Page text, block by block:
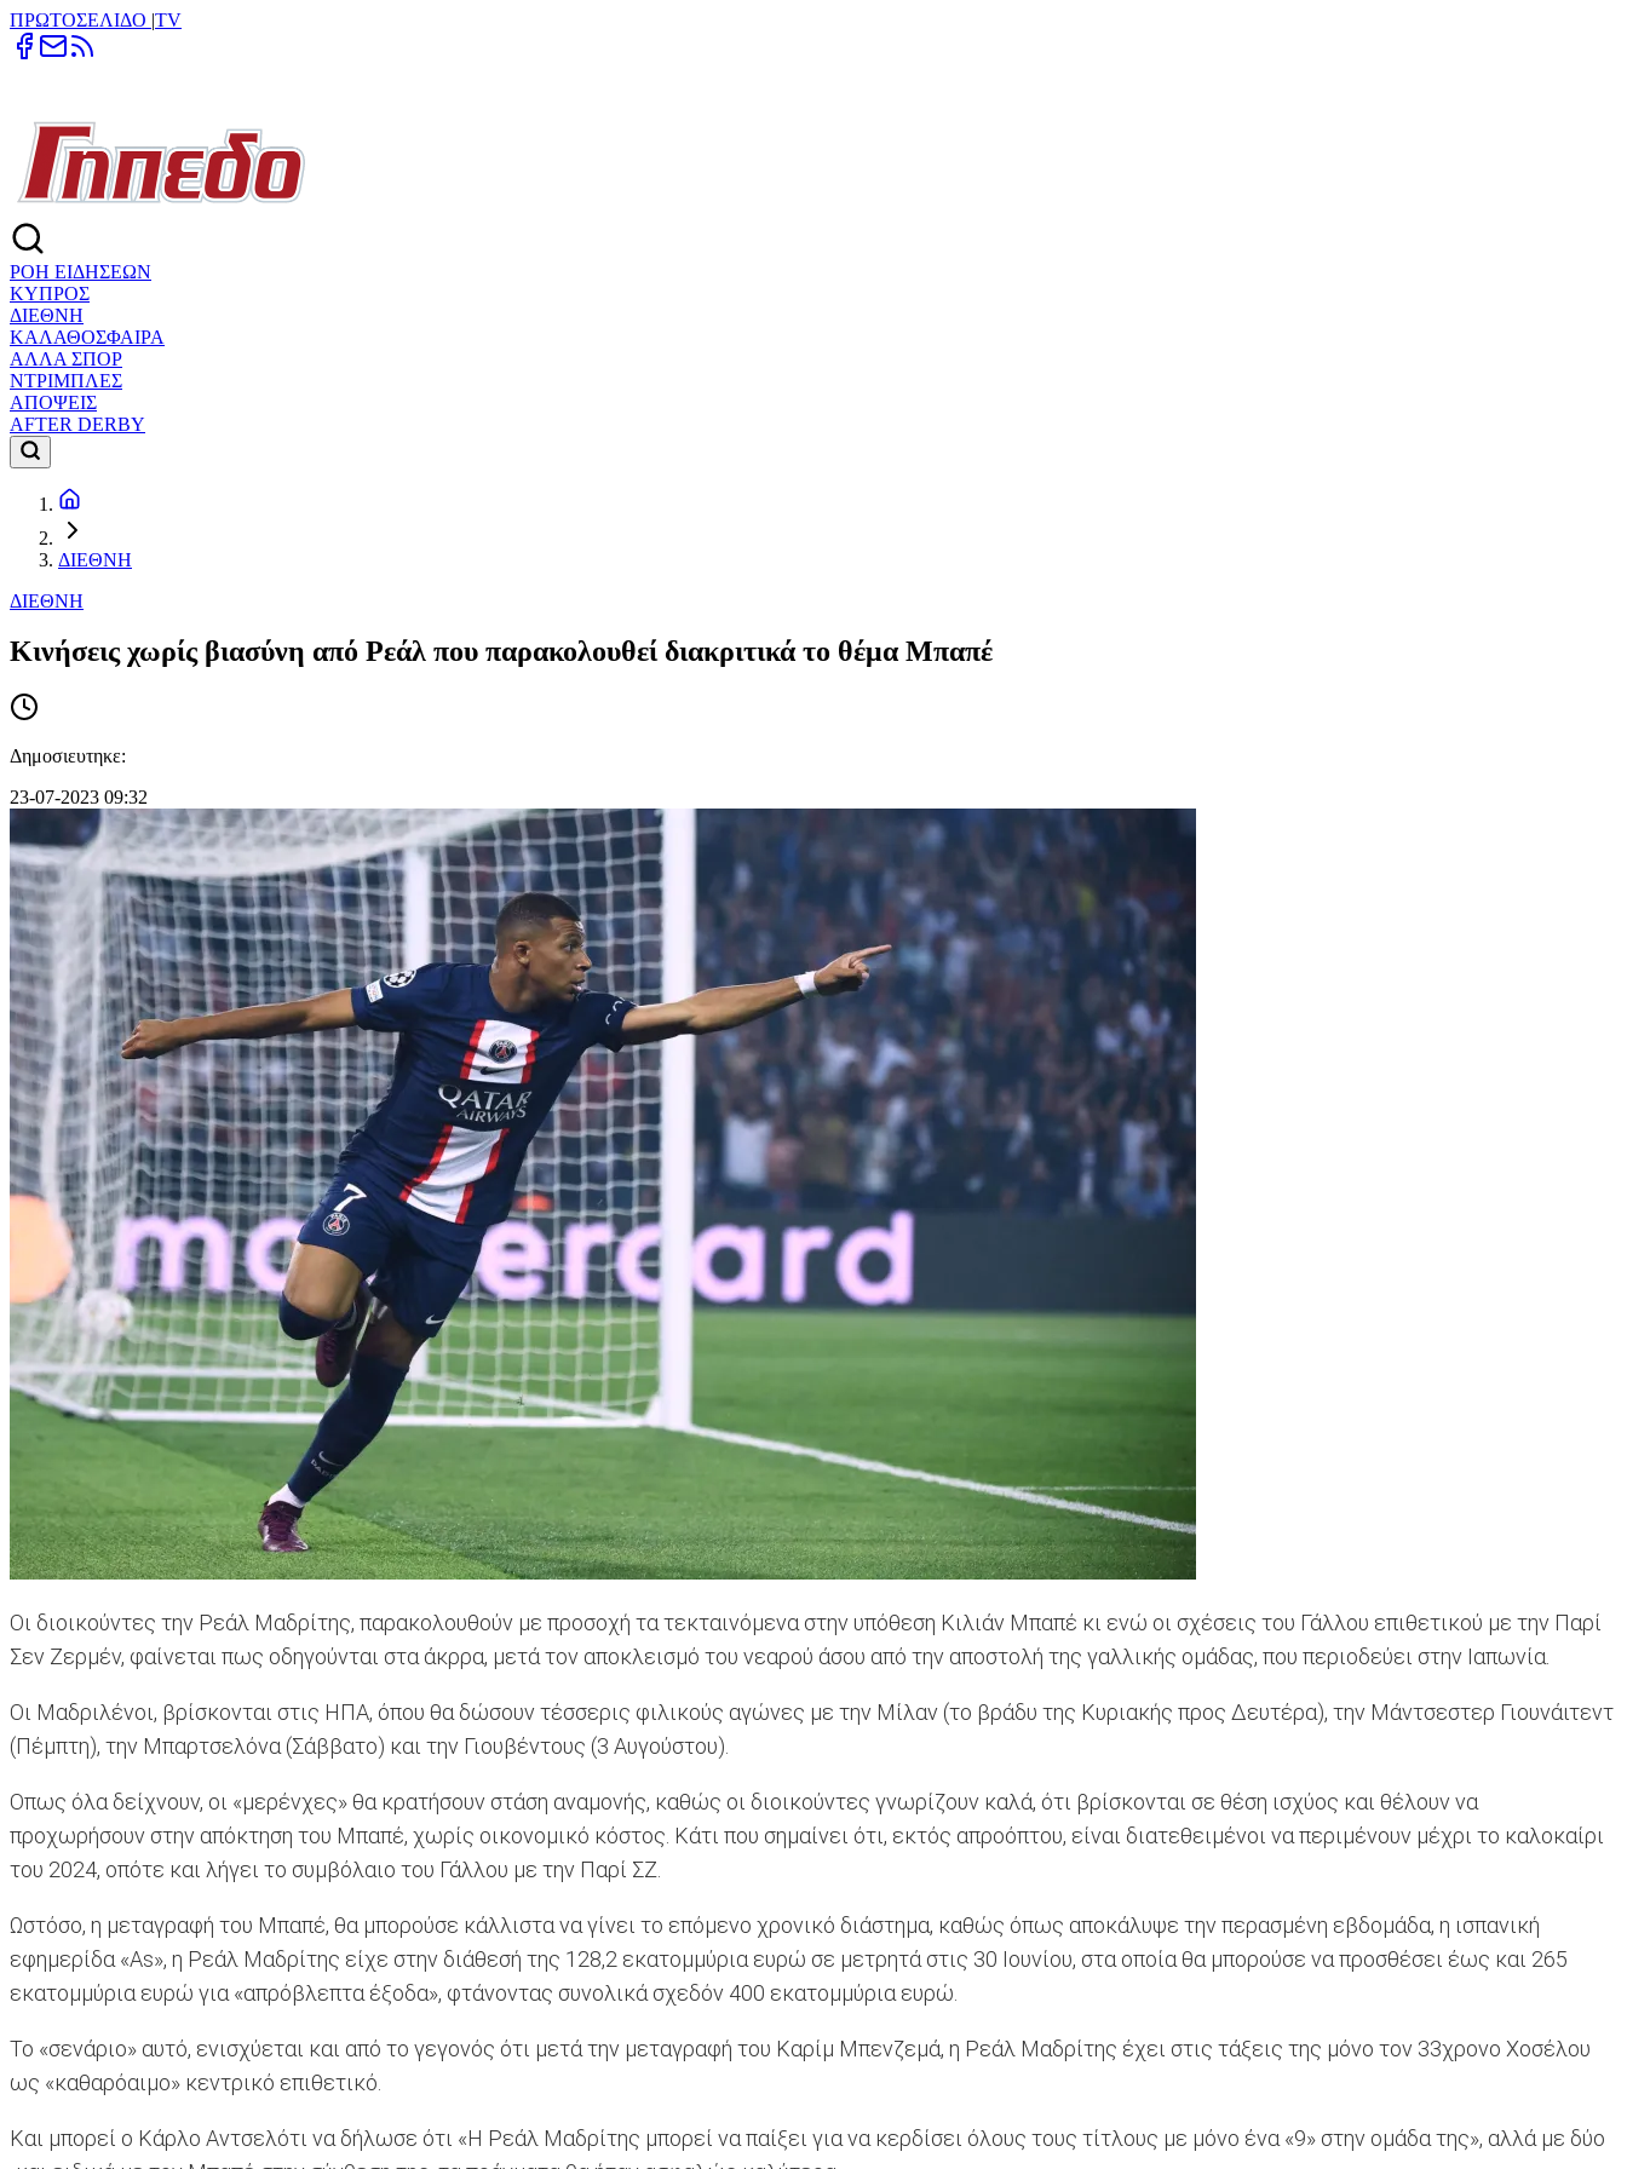
ΠΡΩΤΟΣΕΛΙΔΟ |TV
ΡΟΗ ΕΙΔΗΣΕΩΝ
ΚΥΠΡΟΣ
ΔΙΕΘΝΗ
ΚΑΛΑΘΟΣΦΑΙΡΑ
ΑΛΛΑ ΣΠΟΡ
ΝΤΡΙΜΠΛΕΣ
ΑΠΟΨΕΙΣ
AFTER DERBY
ΔΙΕΘΝΗ
ΔΙΕΘΝΗ
Κινήσεις χωρίς βιασύνη από Ρεάλ που παρακολουθεί διακριτικά το θέμα Μπαπέ
Δημοσιευτηκε:
23-07-2023 09:32
Οι διοικούντες την Ρεάλ Μαδρίτης, παρακολουθούν με προσοχή τα τεκταινόμενα στην υπόθεση Κιλιάν Μπαπέ κι ενώ οι σχέσεις του Γάλλου επιθετικού με την Παρί
Σεν Ζερμέν, φαίνεται πως οδηγούνται στα άκρρα, μετά τον αποκλεισμό του νεαρού άσου από την αποστολή της γαλλικής ομάδας, που περιοδεύει στην Ιαπωνία.
Οι Μαδριλένοι, βρίσκονται στις ΗΠΑ, όπου θα δώσουν τέσσερις φιλικούς αγώνες με την Μίλαν (το βράδυ της Κυριακής προς Δευτέρα), την Μάντσεστερ Γιουνάιτεντ
(Πέμπτη), την Μπαρτσελόνα (Σάββατο) και την Γιουβέντους (3 Αυγούστου).
Οπως όλα δείχνουν, οι «μερένχες» θα κρατήσουν στάση αναμονής, καθώς οι διοικούντες γνωρίζουν καλά, ότι βρίσκονται σε θέση ισχύος και θέλουν να
προχωρήσουν στην απόκτηση του Μπαπέ, χωρίς οικονομικό κόστος. Κάτι που σημαίνει ότι, εκτός απροόπτου, είναι διατεθειμένοι να περιμένουν μέχρι το καλοκαίρι
του 2024, οπότε και λήγει το συμβόλαιο του Γάλλου με την Παρί ΣΖ.
Ωστόσο, η μεταγραφή του Μπαπέ, θα μπορούσε κάλλιστα να γίνει το επόμενο χρονικό διάστημα, καθώς όπως αποκάλυψε την περασμένη εβδομάδα, η ισπανική
εφημερίδα «As», η Ρεάλ Μαδρίτης είχε στην διάθεσή της 128,2 εκατομμύρια ευρώ σε μετρητά στις 30 Ιουνίου, στα οποία θα μπορούσε να προσθέσει έως και 265
εκατομμύρια ευρώ για «απρόβλεπτα έξοδα», φτάνοντας συνολικά σχεδόν 400 εκατομμύρια ευρώ.
Το «σενάριο» αυτό, ενισχύεται και από το γεγονός ότι μετά την μεταγραφή του Καρίμ Μπενζεμά, η Ρεάλ Μαδρίτης έχει στις τάξεις της μόνο τον 33χρονο Χοσέλου
ως «καθαρόαιμο» κεντρικό επιθετικό.
Και μπορεί ο Κάρλο Αντσελότι να δήλωσε ότι «Η Ρεάλ Μαδρίτης μπορεί να παίξει για να κερδίσει όλους τους τίτλους με μόνο ένα «9» στην ομάδα της», αλλά με δύο